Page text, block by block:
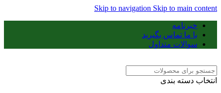
Skip to navigation Skip to main content
خبرنامه
با ما تماس بگیرید
سوالات متداول
انتخاب دسته بندی